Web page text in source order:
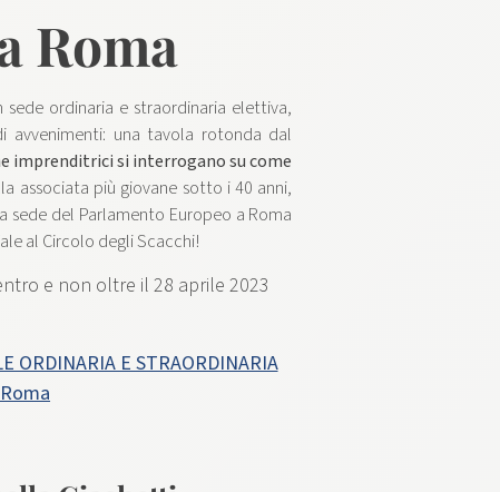
Roma
sede ordinaria e straordinaria elettiva,
avvenimenti: una tavola rotonda dal
imprenditrici si interrogano su come
associata più giovane sotto i 40 anni,
sede del Parlamento Europeo a Roma
al Circolo degli Scacchi!
e non oltre il 28 aprile 2023
ORDINARIA E STRAORDINARIA